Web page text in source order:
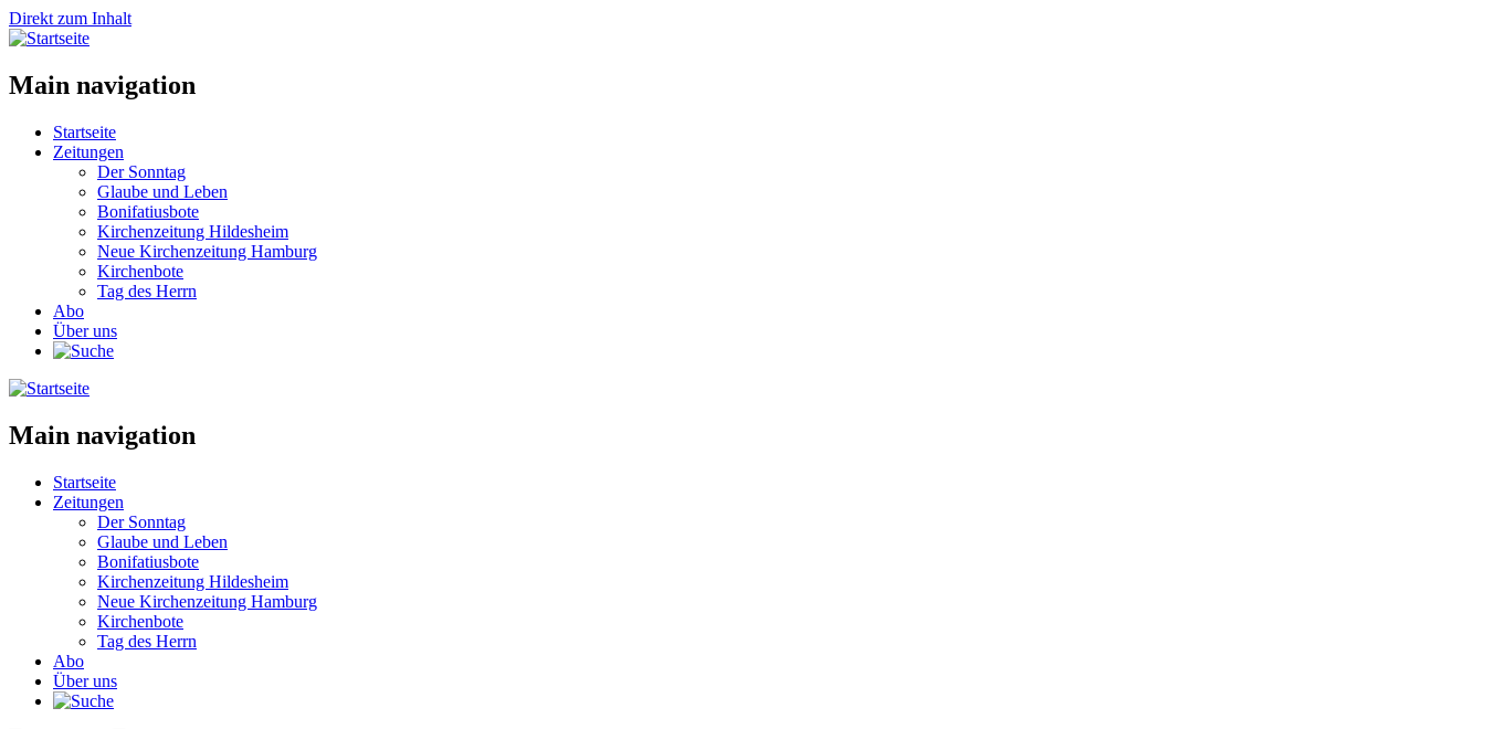
Direkt zum Inhalt
Main navigation
Startseite
Zeitungen
Der Sonntag
Glaube und Leben
Bonifatiusbote
Kirchenzeitung Hildesheim
Neue Kirchenzeitung Hamburg
Kirchenbote
Tag des Herrn
Abo
Über uns
Main navigation
Startseite
Zeitungen
Der Sonntag
Glaube und Leben
Bonifatiusbote
Kirchenzeitung Hildesheim
Neue Kirchenzeitung Hamburg
Kirchenbote
Tag des Herrn
Abo
Über uns